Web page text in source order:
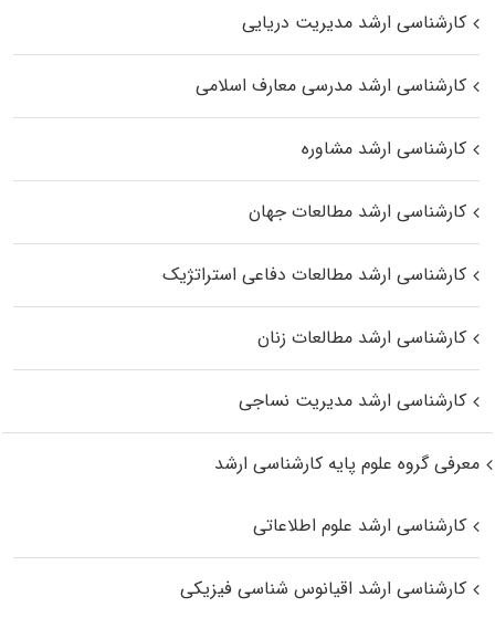
کارشناسی ارشد مدیریت دریایی
کارشناسی ارشد مدرسی معارف اسلامی
کارشناسی ارشد مشاوره
کارشناسی ارشد مطالعات جهان
کارشناسی ارشد مطالعات دفاعی استراتژیک
کارشناسی ارشد مطالعات زنان
کارشناسی ارشد مدیریت نساجی
معرفی گروه علوم پایه کارشناسی ارشد
کارشناسی ارشد علوم اطلاعاتی
کارشناسی ارشد اقیانوس‌ شناسی فیزیکی